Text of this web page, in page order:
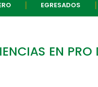
EGRESADOS
EN PRO